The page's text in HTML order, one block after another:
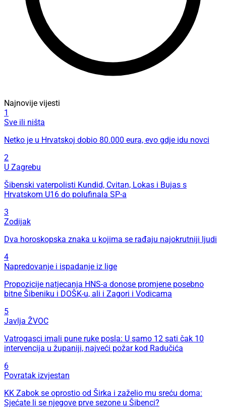
Najnovije vijesti
1
Sve ili ništa
Netko je u Hrvatskoj dobio 80.000 eura, evo gdje idu novci
2
U Zagrebu
Šibenski vaterpolisti Kundid, Cvitan, Lokas i Bujas s
Hrvatskom U16 do polufinala SP-a
3
Zodijak
Dva horoskopska znaka u kojima se rađaju najokrutniji ljudi
4
Napredovanje i ispadanje iz lige
Propozicije natjecanja HNS-a donose promjene posebno
bitne Šibeniku i DOŠK-u, ali i Zagori i Vodicama
5
Javlja ŽVOC
Vatrogasci imali pune ruke posla: U samo 12 sati čak 10
intervencija u županiji, najveći požar kod Radučića
6
Povratak izvjestan
KK Zabok se oprostio od Širka i zaželio mu sreću doma:
Sjećate li se njegove prve sezone u Šibenci?